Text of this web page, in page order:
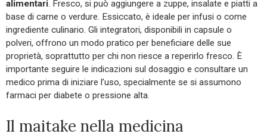
alimentari. Fresco, si può aggiungere a zuppe, insalate e piatti a
base di carne o verdure. Essiccato, è ideale per infusi o come
ingrediente culinario. Gli integratori, disponibili in capsule o
polveri, offrono un modo pratico per beneficiare delle sue
proprietà, soprattutto per chi non riesce a reperirlo fresco. È
importante seguire le indicazioni sul dosaggio e consultare un
medico prima di iniziare l’uso, specialmente se si assumono
farmaci per diabete o pressione alta.
Il maitake nella medicina